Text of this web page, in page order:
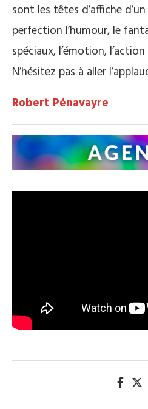
sont les têtes d’affiche
perfection l’humour, le
spéciaux, l’émotion,
N’hésitez pas à aller
Robert Pénavayre